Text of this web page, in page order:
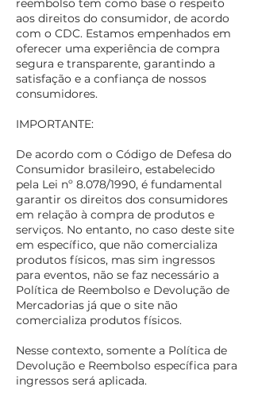
reembolso tem como base o respeito
aos direitos do consumidor, de acordo
com o CDC. Estamos empenhados em
oferecer uma experiência de compra
segura e transparente, garantindo a
satisfação e a confiança de nossos
consumidores.
IMPORTANTE:
De acordo com o Código de Defesa do
Consumidor brasileiro, estabelecido
pela Lei nº 8.078/1990, é fundamental
garantir os direitos dos consumidores
em relação à compra de produtos e
serviços. No entanto, no caso deste site
em específico, que não comercializa
produtos físicos, mas sim ingressos
para eventos, não se faz necessário a
Política de Reembolso e Devolução de
Mercadorias já que o site não
comercializa produtos físicos.
Nesse contexto, somente a Política de
Devolução e Reembolso específica para
ingressos será aplicada.